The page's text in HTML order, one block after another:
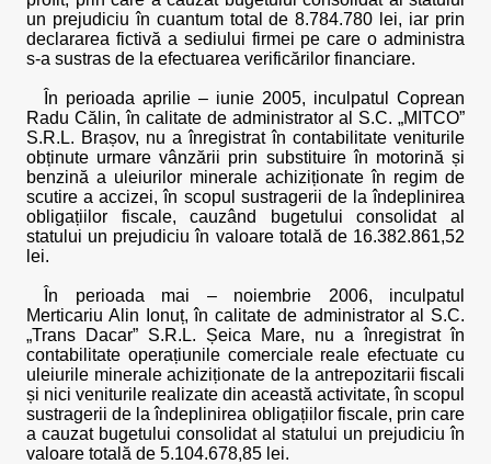
un prejudiciu în cuantum total de 8.784.780 lei, iar prin
declararea fictivă a sediului firmei pe care o administra
s-a sustras de la efectuarea verificărilor financiare.
În perioada aprilie – iunie 2005, inculpatul Coprean
Radu Călin, în calitate de administrator al S.C. „MITCO”
S.R.L. Brașov, nu a înregistrat în contabilitate veniturile
obținute urmare vânzării prin substituire în motorină și
benzină a uleiurilor minerale achiziționate în regim de
scutire a accizei, în scopul sustragerii de la îndeplinirea
obligațiilor fiscale, cauzând bugetului consolidat al
statului un prejudiciu în valoare totală de 16.382.861,52
lei.
În perioada mai – noiembrie 2006, inculpatul
Merticariu Alin Ionuț, în calitate de administrator al S.C.
„Trans Dacar” S.R.L. Șeica Mare, nu a înregistrat în
contabilitate operațiunile comerciale reale efectuate cu
uleiurile minerale achiziționate de la antrepozitarii fiscali
și nici veniturile realizate din această activitate, în scopul
sustragerii de la îndeplinirea obligațiilor fiscale, prin care
a cauzat bugetului consolidat al statului un prejudiciu în
valoare totală de 5.104.678,85 lei.